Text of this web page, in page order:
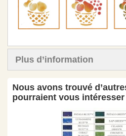
Plus d’information
Nous avons trouvé
pourraient vous intéresser